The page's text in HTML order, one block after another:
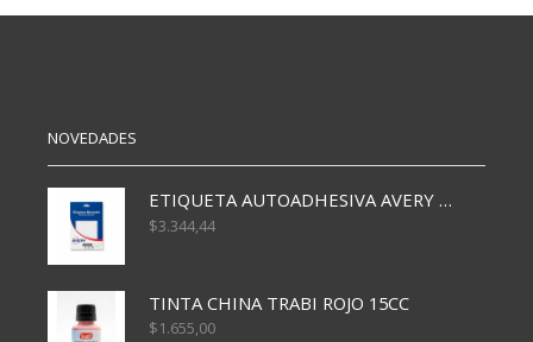
SURTIDO
BARRA
NOVEDADES
ETIQUETA AUTOADHESIVA AVERY 3026 30H 20 X 70
$3.344,44
TINTA CHINA TRABI ROJO 15CC
$1.655,00